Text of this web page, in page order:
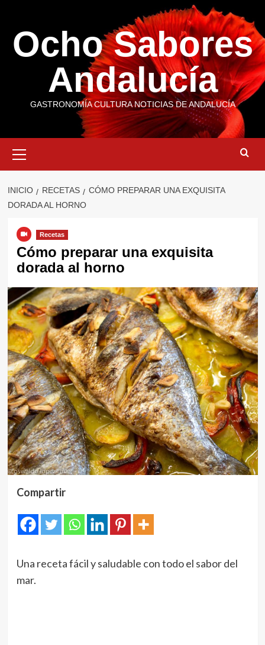
contenido
Ocho Sabores
Andalucía
GASTRONOMÍA CULTURA NOTICIAS DE ANDALUCÍA
primario
INICIO RECETAS
CÓMO PREPARAR UNA EXQUISITA
DORADA AL HORNO
Recetas
Cómo preparar una exquisita
dorada al horno
Compartir
Una receta fácil y saludable con todo el sabor del
mar.